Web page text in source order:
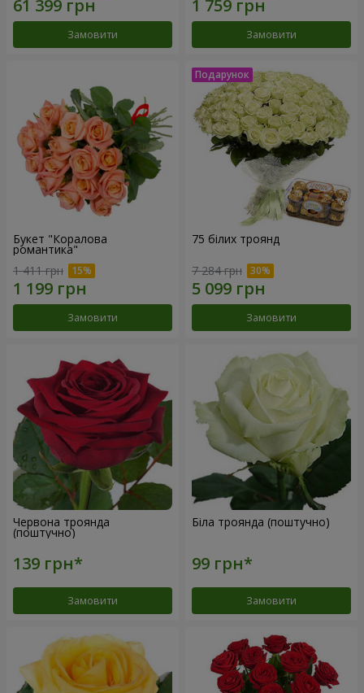
Замовити Замовити
Букет "Коралова
романтика"
1 411 грн
Замовити
75 білих троянд
7 284 грн
Замовити
Червона троянда
(поштучно)
Замовити
Біла троянда (поштучно)
Замовити